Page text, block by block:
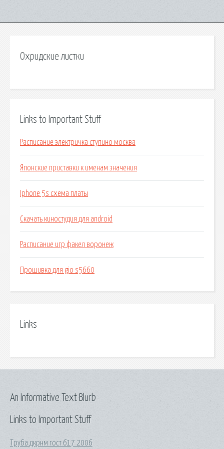
Охридские листки
Links to Important Stuff
Расписание электричка ступино москва
Японские приставки к именам значения
Iphone 5s схема платы
Скачать киностудия для android
Расписание игр факел воронеж
Прошивка для gio s5660
Links
Links to Important Stuff
Труба дкрнм гост 617 2006
An Informative Text Blurb